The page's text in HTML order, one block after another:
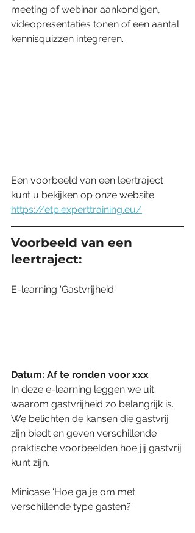
meeting of webinar aankondigen,
videopresentaties tonen of een aantal
kennisquizzen integreren.
Een voorbeeld van een leertraject
kunt u bekijken op onze website
https://etp.experttraining.eu/
Voorbeeld van een
leertraject:
E-learning 'Gastvrijheid'
Datum: Af te ronden voor xxx
In deze e-learning leggen we uit
waarom gastvrijheid zo belangrijk is.
We belichten de kansen die gastvrij
zijn biedt en geven verschillende
praktische voorbeelden hoe jij gastvrij
kunt zijn.
Minicase ‘Hoe ga je om met
verschillende type gasten?’